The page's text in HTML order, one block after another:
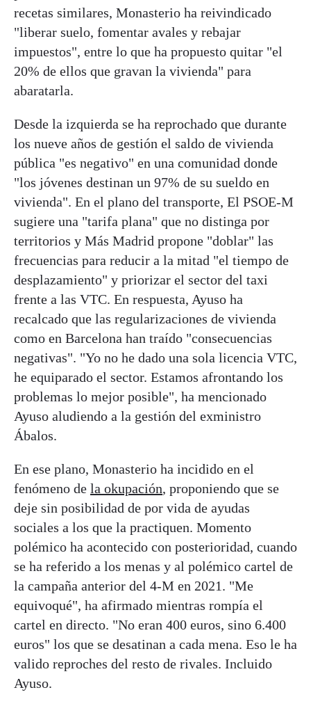
recetas similares, Monasterio ha reivindicado
"liberar suelo, fomentar avales y rebajar
impuestos", entre lo que ha propuesto quitar "el
20% de ellos que gravan la vivienda" para
abaratarla.
Desde la izquierda se ha reprochado que durante
los nueve años de gestión el saldo de vivienda
pública "es negativo" en una comunidad donde
"los jóvenes destinan un 97% de su sueldo en
vivienda". En el plano del transporte, El PSOE-M
sugiere una "tarifa plana" que no distinga por
territorios y Más Madrid propone "doblar" las
frecuencias para reducir a la mitad "el tiempo de
desplazamiento" y priorizar el sector del taxi
frente a las VTC. En respuesta, Ayuso ha
recalcado que las regularizaciones de vivienda
como en Barcelona han traído "consecuencias
negativas". "Yo no he dado una sola licencia VTC,
he equiparado el sector. Estamos afrontando los
problemas lo mejor posible", ha mencionado
Ayuso aludiendo a la gestión del exministro
Ábalos.
En ese plano, Monasterio ha incidido en el
fenómeno de la okupación, proponiendo que se
deje sin posibilidad de por vida de ayudas
sociales a los que la practiquen. Momento
polémico ha acontecido con posterioridad, cuando
se ha referido a los menas y al polémico cartel de
la campaña anterior del 4-M en 2021. "Me
equivoqué", ha afirmado mientras rompía el
cartel en directo. "No eran 400 euros, sino 6.400
euros" los que se desatinan a cada mena. Eso le ha
valido reproches del resto de rivales. Incluido
Ayuso.